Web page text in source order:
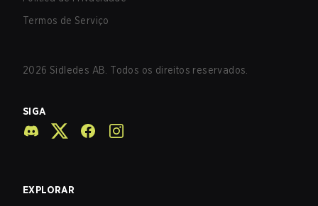
Termos de Serviço
2026 Sidledes AB. Todos os direitos reservados.
SIGA
EXPLORAR